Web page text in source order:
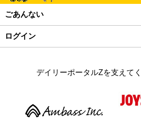
ごあんない
ログイン
デイリーポータルZを支えて